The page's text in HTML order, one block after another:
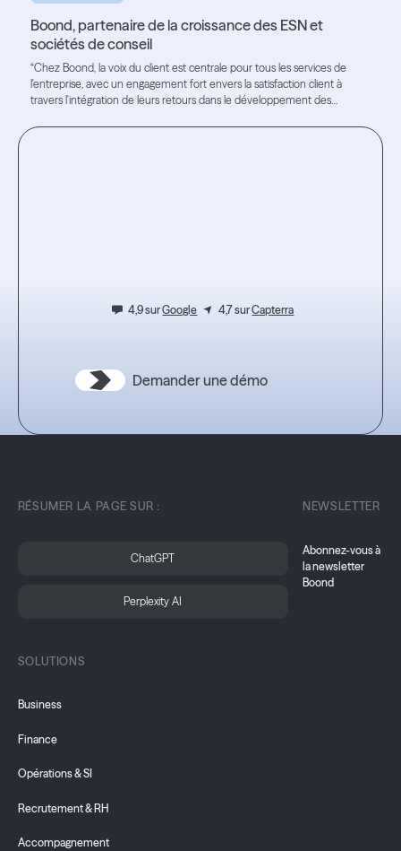
Boond, partenaire de la croissance des ESN et
sociétés de conseil
“Chez Boond, la voix du client est centrale pour tous les services de
l'entreprise, avec un engagement fort envers la satisfaction client à
travers l'intégration de leurs retours dans le développement des
4,9 surGoogle 4,7 surCapterra
Demander une démo
RÉSUMER LA PAGE SUR :
ChatGPT
Perplexity AI
SOLUTIONS
Business
Finance
Opérations & SI
Recrutement & RH
Accompagnement
NEWSLETTER
Abonnez-vous à
la newsletter
Boond